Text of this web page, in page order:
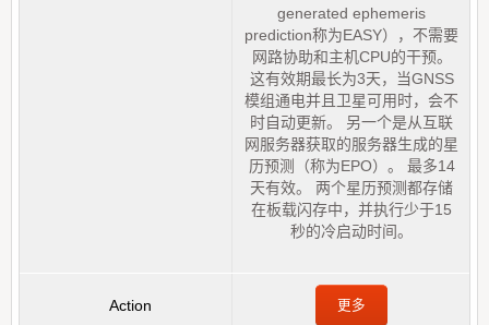
generated ephemeris
prediction称为EASY），不需要
网路协助和主机CPU的干预。
这有效期最长为3天，当GNSS
模组通电并且卫星可用时，会不
时自动更新。 另一个是从互联
网服务器获取的服务器生成的星
历预测（称为EPO）。 最多14
天有效。 两个星历预测都存储
在板载闪存中，并执行少于15
秒的冷启动时间。
更多